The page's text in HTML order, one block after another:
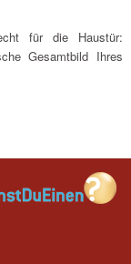
für die Haustür:
Gesamtbild Ihres